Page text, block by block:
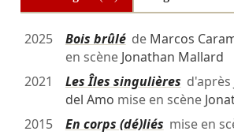
2025 Bois brûléde Marcos
en scène Jonathan Mallard
2021
Les Îles singulières d'après
del Amo mise en scène
2015
En corps (dé)liés mise en